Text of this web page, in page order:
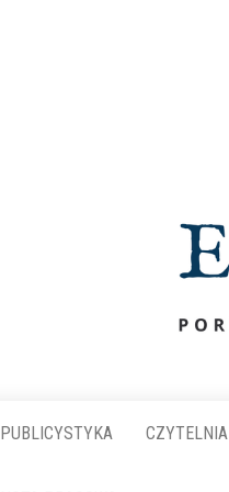
PUBLICYSTYKA CZYTELNIA